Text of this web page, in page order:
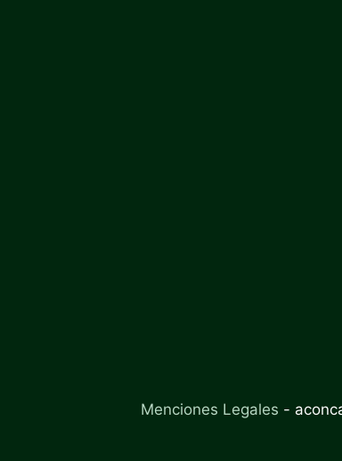
Menciones Legales -